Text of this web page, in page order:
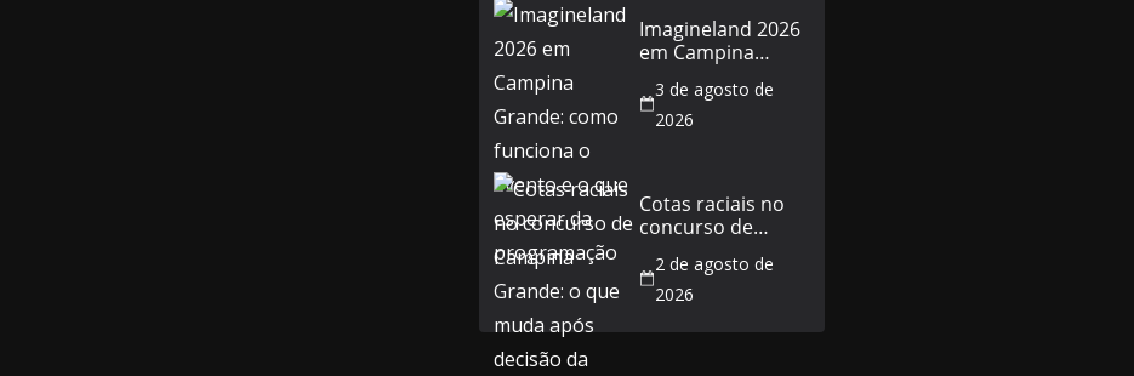
Imagineland 2026
em Campina
funciona o evento
e o que esperar
3 de agosto de
2026
Cotas raciais no
concurso de
o que muda após
decisão da Justiça
2 de agosto de
2026